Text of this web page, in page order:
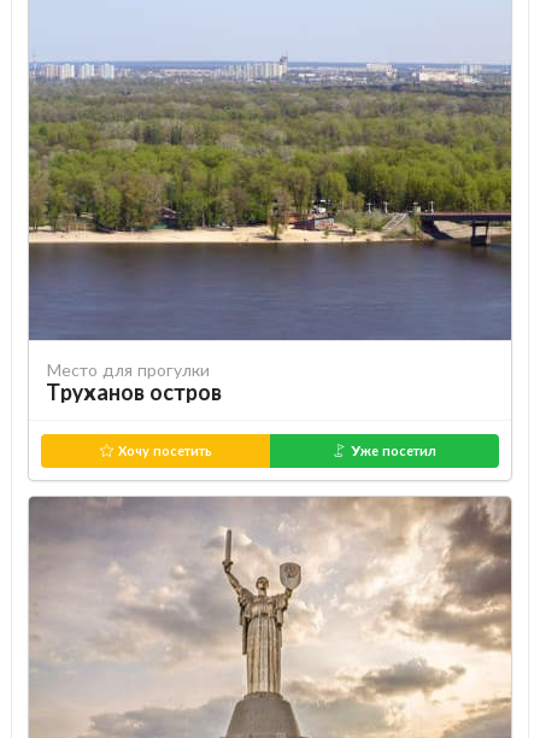
Место для прогулки
Труханов остров
Хочу посетить Уже посетил